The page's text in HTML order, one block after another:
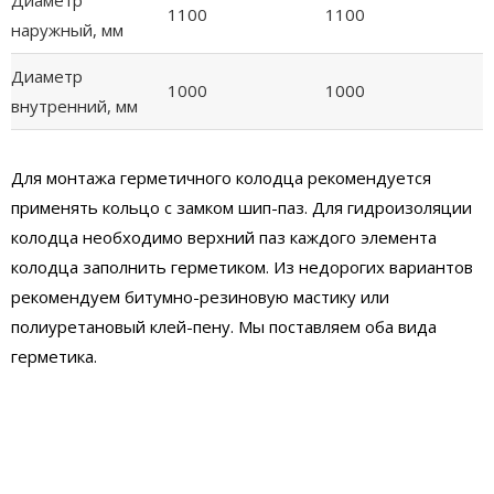
наружный, мм
1100 1100
Диаметр
внутренний, мм
1000 1000
Для монтажа герметичного колодца рекомендуется
применять кольцо с замком шип-паз. Для гидроизоляции
колодца необходимо верхний паз каждого элемента
колодца заполнить герметиком. Из недорогих вариантов
рекомендуем битумно-резиновую мастику или
полиуретановый клей-пену. Мы поставляем оба вида
герметика.